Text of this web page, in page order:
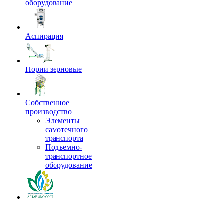
оборудование
Аспирация
Нории зерновые
Собственное
производство
Элементы
самотечного
транспорта
Подъемно-
транспортное
оборудование